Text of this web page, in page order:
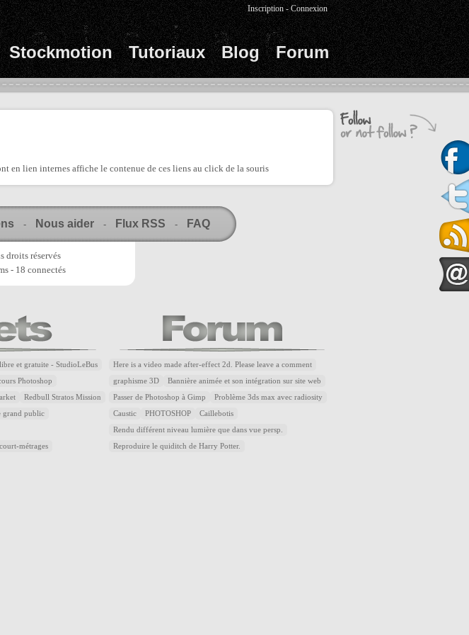
Stockmotion Tutoriaux Blog Forum
Inscription -Connexion
en lien internes affiche le contenue de ces liens au click de la souris
- Nous aider - Flux RSS - FAQ
droits réservés
- 18 connectés
et gratuite - StudioLeBus
Photoshop
Redbull Stratos Mission
grand public
métrages
Here is a video made after-effect 2d. Please leave a comment
graphisme 3D Bannière animée et son intégration sur site web
Passer de Photoshop à Gimp Problème 3ds max avec radiosity
Caustic PHOTOSHOP Caillebotis
Rendu différent niveau lumière que dans vue persp.
Reproduire le quiditch de Harry Potter.